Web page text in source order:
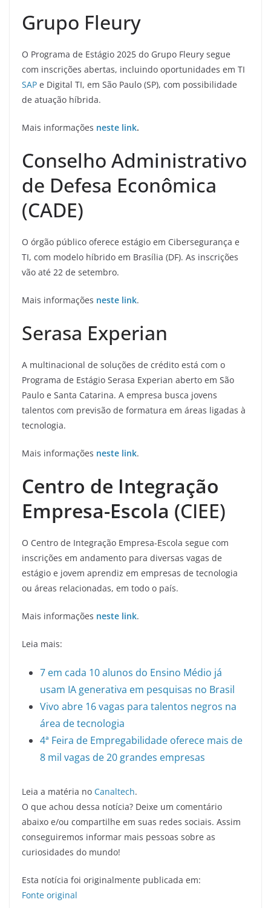
Grupo Fleury
O Programa de Estágio 2025 do Grupo Fleury segue
com inscrições abertas, incluindo oportunidades em TI
SAP e Digital TI, em São Paulo (SP), com possibilidade
de atuação híbrida.
Mais informações neste link.
Conselho Administrativo
de Defesa Econômica
(CADE)
O órgão público oferece estágio em Cibersegurança e
TI, com modelo híbrido em Brasília (DF). As inscrições
vão até 22 de setembro.
Mais informações neste link.
Serasa Experian
A multinacional de soluções de crédito está com o
Programa de Estágio Serasa Experian aberto em São
Paulo e Santa Catarina. A empresa busca jovens
talentos com previsão de formatura em áreas ligadas à
tecnologia.
Mais informações neste link.
Centro de Integração
Empresa-Escola (CIEE)
O Centro de Integração Empresa-Escola segue com
inscrições em andamento para diversas vagas de
estágio e jovem aprendiz em empresas de tecnologia
ou áreas relacionadas, em todo o país.
Mais informações neste link.
Leia mais:
7 em cada 10 alunos do Ensino Médio já
usam IA generativa em pesquisas no Brasil
Vivo abre 16 vagas para talentos negros na
área de tecnologia
4ª Feira de Empregabilidade oferece mais de
8 mil vagas de 20 grandes empresas
Leia a matéria no Canaltech.
O que achou dessa notícia? Deixe um comentário
abaixo e/ou compartilhe em suas redes sociais. Assim
conseguiremos informar mais pessoas sobre as
curiosidades do mundo!
Esta notícia foi originalmente publicada em:
Fonte original